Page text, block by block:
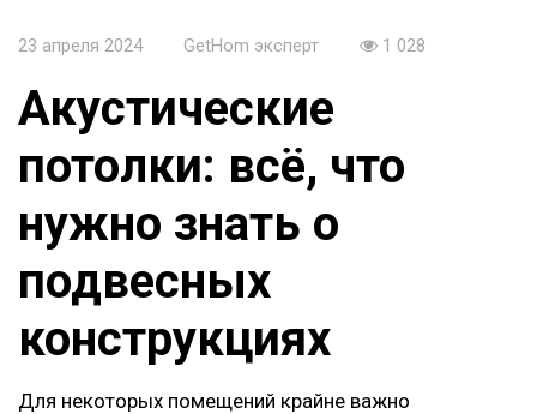
23 апреля 2024 GetHom эксперт 1 028
Акустические
потолки: всё, что
нужно знать о
подвесных
конструкциях
Для некоторых помещений крайне важно